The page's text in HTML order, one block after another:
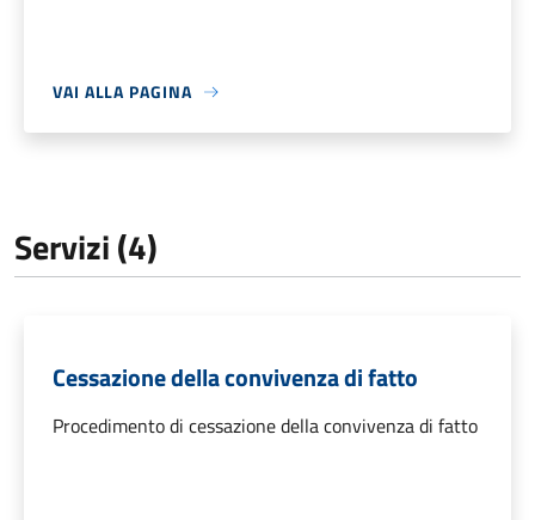
VAI ALLA PAGINA
Servizi (4)
Cessazione della convivenza di fatto
Procedimento di cessazione della convivenza di fatto